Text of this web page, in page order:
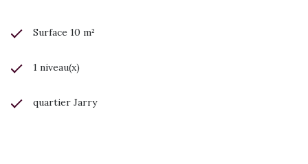
Surface 10 m²
1 niveau(x)
quartier Jarry